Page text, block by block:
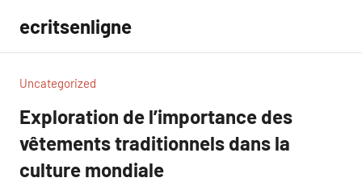
contenu
ecritsenligne
Uncategorized
Exploration de l’importance des
vêtements traditionnels dans la
culture mondiale